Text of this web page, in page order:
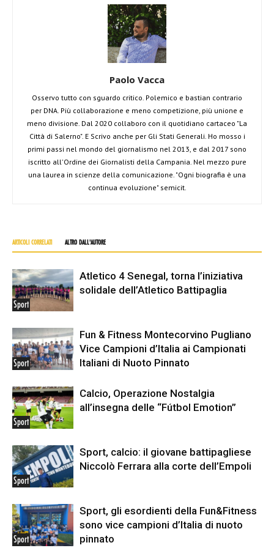
Paolo Vacca
Osservo tutto con sguardo critico. Polemico e bastian contrario
per DNA. Più collaborazione e meno competizione, più unione e
meno divisione. Dal 2020 collaboro con il quotidiano cartaceo "La
Città di Salerno". E Scrivo anche per Gli Stati Generali. Ho mosso i
primi passi nel mondo del giornalismo nel 2013, e dal 2017 sono
iscritto all'Ordine dei Giornalisti della Campania. Nel mezzo pure
una laurea in scienze della comunicazione. "Ogni biografia è una
continua evoluzione" semicit.
ARTICOLI CORRELATI ALTRO DALL'AUTORE
Sport
Atletico 4 Senegal, torna l’iniziativa
solidale dell’Atletico Battipaglia
Sport
Fun & Fitness Montecorvino Pugliano
Vice Campioni d’Italia ai Campionati
Italiani di Nuoto Pinnato
Sport
Calcio, Operazione Nostalgia
all’insegna delle “Fútbol Emotion”
Sport
Sport, calcio: il giovane battipagliese
Niccolò Ferrara alla corte dell’Empoli
Sport
Sport, gli esordienti della Fun&Fitness
sono vice campioni d’Italia di nuoto
pinnato